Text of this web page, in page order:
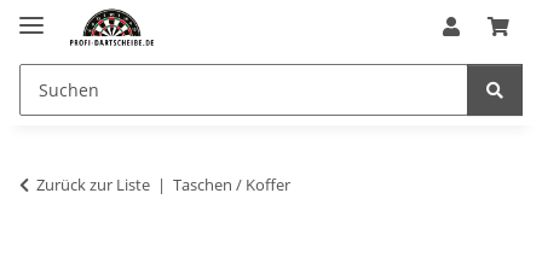
Zurück zur Liste Taschen / Koffer